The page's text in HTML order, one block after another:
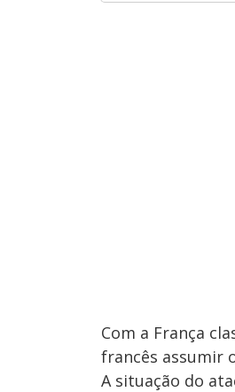
Com a França
francês assumir
A situação do